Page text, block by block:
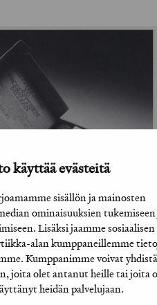
käyttää evästeitä
sisällön ja mainosten
ominaisuuksien
Lisäksi jaamme sosiaalisen
alan kumppaneillemme
Kumppanimme voivat
joita olet antanut heille tai joita
heidän palvelujaan.